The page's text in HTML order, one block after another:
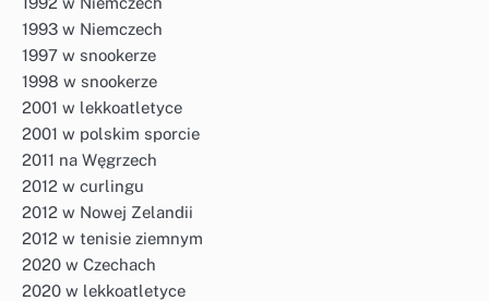
1993 w Niemczech
1997 w snookerze
1998 w snookerze
2001 w lekkoatletyce
2001 w polskim sporcie
2011 na Węgrzech
2012 w curlingu
2012 w Nowej Zelandii
2012 w tenisie ziemnym
2020 w Czechach
2020 w lekkoatletyce